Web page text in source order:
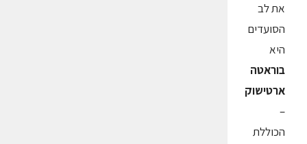
את לב
הסועדים
היא
בוראטה
ארטישוק
–
הכוללת